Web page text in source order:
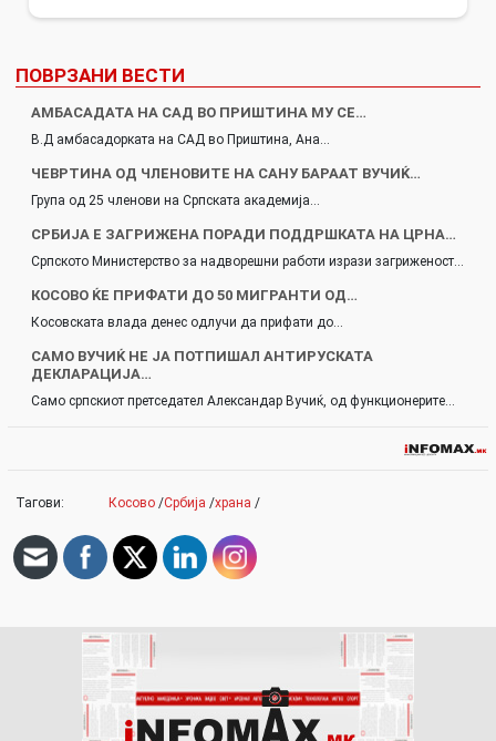
ПОВРЗАНИ ВЕСТИ
АМБАСАДАТА НА САД ВО ПРИШТИНА МУ СЕ…
В.Д амбасадорката на САД во Приштина, Ана…
ЧЕВРТИНА ОД ЧЛЕНОВИТЕ НА САНУ БАРААТ ВУЧИЌ…
Група од 25 членови на Српската академија…
СРБИЈА Е ЗАГРИЖЕНА ПОРАДИ ПОДДРШКАТА НА ЦРНА…
Српското Министерство за надворешни работи изрази загриженост…
КОСОВО ЌЕ ПРИФАТИ ДО 50 МИГРАНТИ ОД…
Косовската влада денес одлучи да прифати до…
САМО ВУЧИЌ НЕ ЈА ПОТПИШАЛ АНТИРУСКАТА
ДЕКЛАРАЦИЈА…
Само српскиот претседател Александар Вучиќ, од функционерите…
Тагови: Косово /Србија /храна /